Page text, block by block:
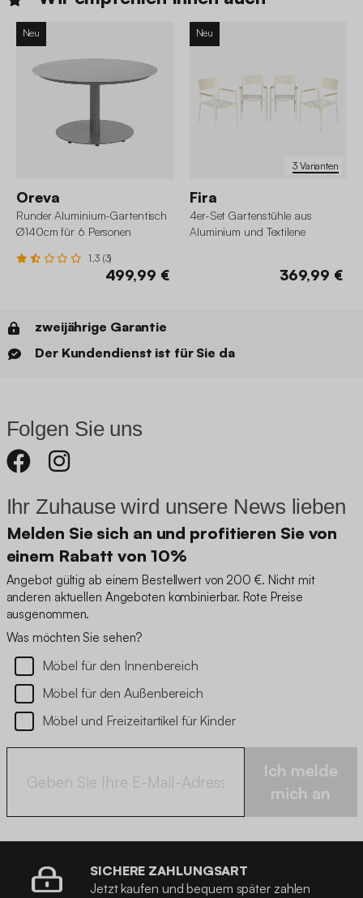
Neu
Oreva
Runder Aluminium-Gartentisch
Ø140cm für 6 Personen
1.3 (3)
499,99 €
3 Varianten
Neu
Fira
4er-Set Gartenstühle aus
Aluminium und Textilene
369,99 €
zweijährige Garantie
Der Kundendienst ist für Sie da
Folgen Sie uns
Ihr Zuhause wird unsere News lieben
Melden Sie sich an und profitieren Sie von
einem Rabatt von 10%
Angebot gültig ab einem Bestellwert von 200 €. Nicht mit
anderen aktuellen Angeboten kombinierbar. Rote Preise
ausgenommen.
Was möchten Sie sehen?
Möbel für den Innenbereich
Möbel für den Außenbereich
Möbel und Freizeitartikel für Kinder
Ich melde
mich an
SICHERE ZAHLUNGSART
Jetzt kaufen und bequem später zahlen